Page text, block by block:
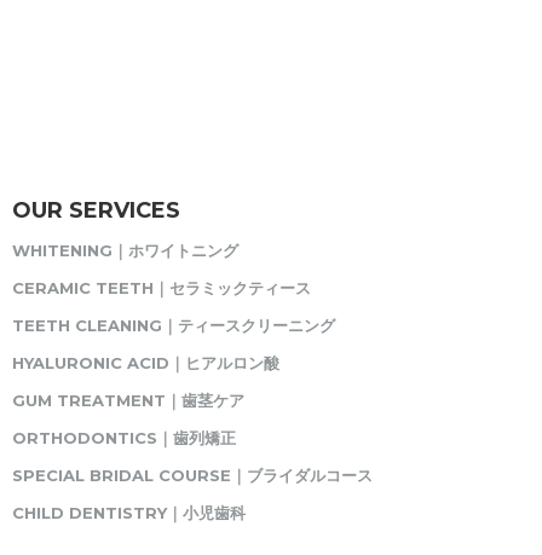
OUR SERVICES
WHITENING｜ホワイトニング
CERAMIC TEETH｜セラミックティース
TEETH CLEANING｜ティースクリーニング
HYALURONIC ACID｜ヒアルロン酸
GUM TREATMENT｜歯茎ケア
ORTHODONTICS｜歯列矯正
SPECIAL BRIDAL COURSE｜ブライダルコース
CHILD DENTISTRY｜小児歯科